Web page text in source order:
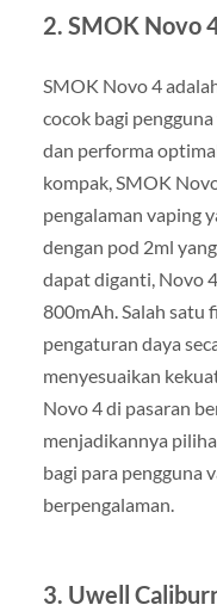
2. SMOK Novo
SMOK Novo 4
cocok bagi
dan performa
kompak, SMOK
pengalaman vaping
dengan pod 2ml
dapat diganti, Novo
800mAh. Salah satu
pengaturan daya
menyesuaikan
Novo 4 di pasaran
menjadikannya
bagi para pengguna
berpengalaman.
3. Uwell